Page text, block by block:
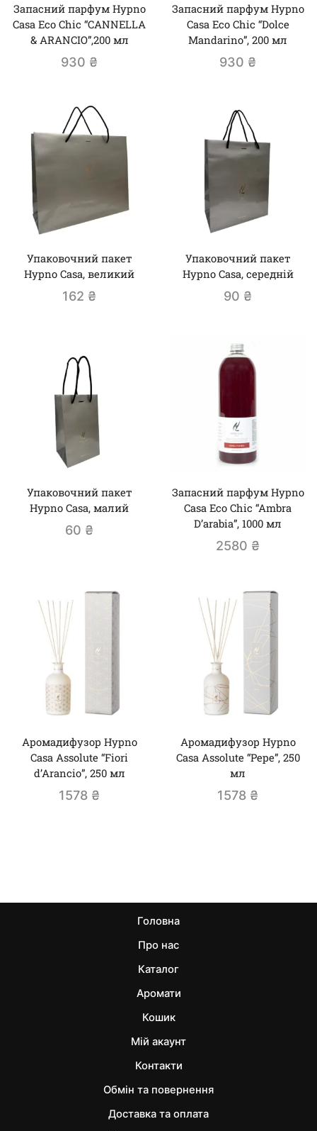
Запасний парфум Hypno
Casa Eco Chic “CANNELLA
& ARANCIO”,200 мл
930 ₴
Запасний парфум Hypno
Casa Eco Chic “Dolce
Mandarino”, 200 мл
930 ₴
Упаковочний пакет
Hypno Casa, великий
162 ₴
Упаковочний пакет
Hypno Casa, середній
90 ₴
Упаковочний пакет
Hypno Casa, малий
60 ₴
Запасний парфум Hypno
Casa Eco Chic “Ambra
D’arabia”, 1000 мл
2580 ₴
Аромадифузор Hypno
Casa Assolute “Fiori
d’Arancio”, 250 мл
1578 ₴
Аромадифузор Hypno
Casa Assolute “Pepe”, 250
мл
1578 ₴
Головна
Про нас
Каталог
Аромати
Кошик
Мій акаунт
Контакти
Обмін та повернення
Доставка та оплата